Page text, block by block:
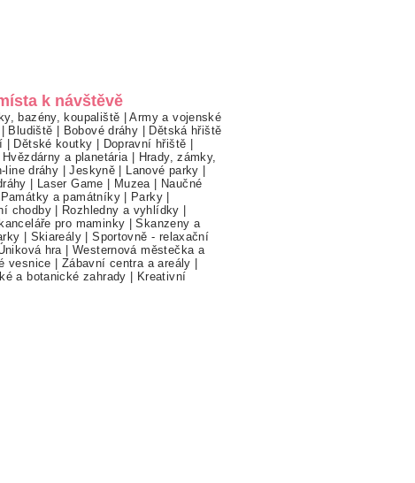
k návštěvě
bazény, koupaliště |Army a vojenské
Bludiště Bobové dráhy
Dětská hřiště
Dětské koutky Dopravní hřiště
Hvězdárny a planetária|
Hrady, zámky,
line dráhy |Jeskyně Lanové parky
Laser Game Muzea|
Naučné
Památky a památníky| Parky
chodby| Rozhledny a vyhlídky
pro maminky |Skanzeny a
Skiareály |Sportovně - relaxační
hra|Westernová městečka a
vesnice
Zábavní centra a areály
a botanické zahrady
Kreativní